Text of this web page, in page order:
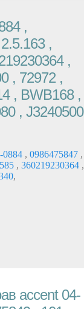
,
,
,
, 72972 ,
, BWB168 ,
, J3240500
0884 , 0986475847 ,
, 360219230364 ,
,
accent 04-